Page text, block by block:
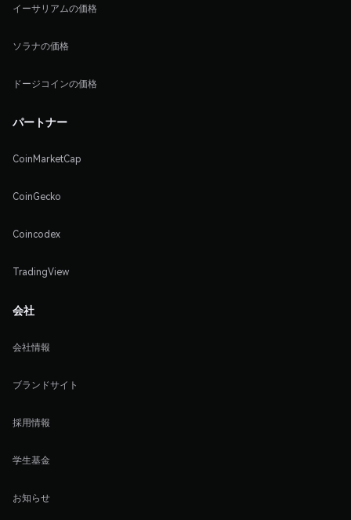
イーサリアムの価格
ソラナの価格
ドージコインの価格
パートナー
CoinMarketCap
CoinGecko
Coincodex
TradingView
会社
会社情報
ブランドサイト
採用情報
学生基金
お知らせ